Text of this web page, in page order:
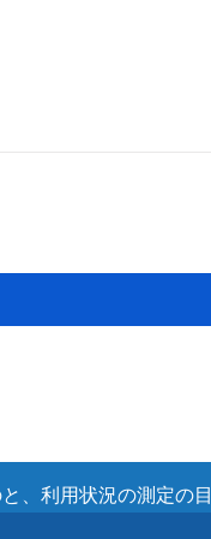
、利用状況の測定の目